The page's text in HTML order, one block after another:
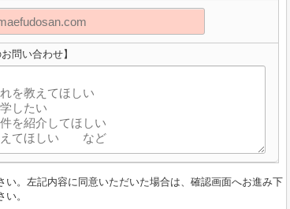
問い合わせ】
い。左記内容に同意いただいた場合は、確認画面へお進み下
い。